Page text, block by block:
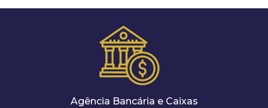
Agência Bancária e Caixas